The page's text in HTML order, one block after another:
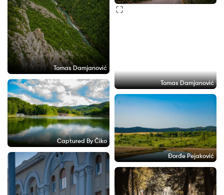
Tomas Damjanović
Tomas Damjanović
Captured By Čiko
Đorđe Pejaković